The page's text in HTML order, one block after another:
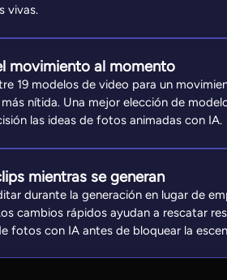
vivas.
movimiento al momento
19 modelos de video para un
nítida. Una mejor elección de
las ideas de fotos animadas con IA.
mientras se generan
durante la generación en lugar de
cambios rápidos ayudan a rescatar
fotos con IA antes de bloquear la